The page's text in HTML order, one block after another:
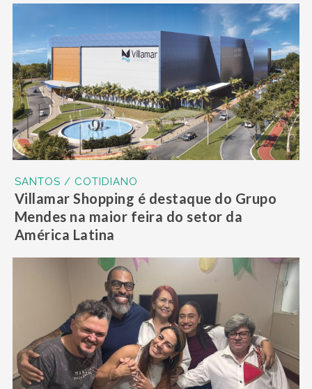
SANTOS / COTIDIANO
Villamar Shopping é destaque do Grupo
Mendes na maior feira do setor da
América Latina